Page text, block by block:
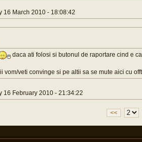
16 March 2010 - 18:08:42
daca ati folosi si butonul de raportare cind e
vom/veti convinge si pe altii sa se mute aici cu
16 February 2010 - 21:34:22
<<